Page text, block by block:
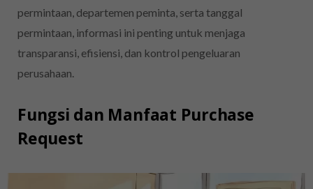
permintaan, departemen peminta, serta tanggal
permintaan, informasi ini penting untuk menjaga
transparansi, efisiensi, dan kontrol pengeluaran
perusahaan.
Fungsi dan Manfaat Purchase
Request